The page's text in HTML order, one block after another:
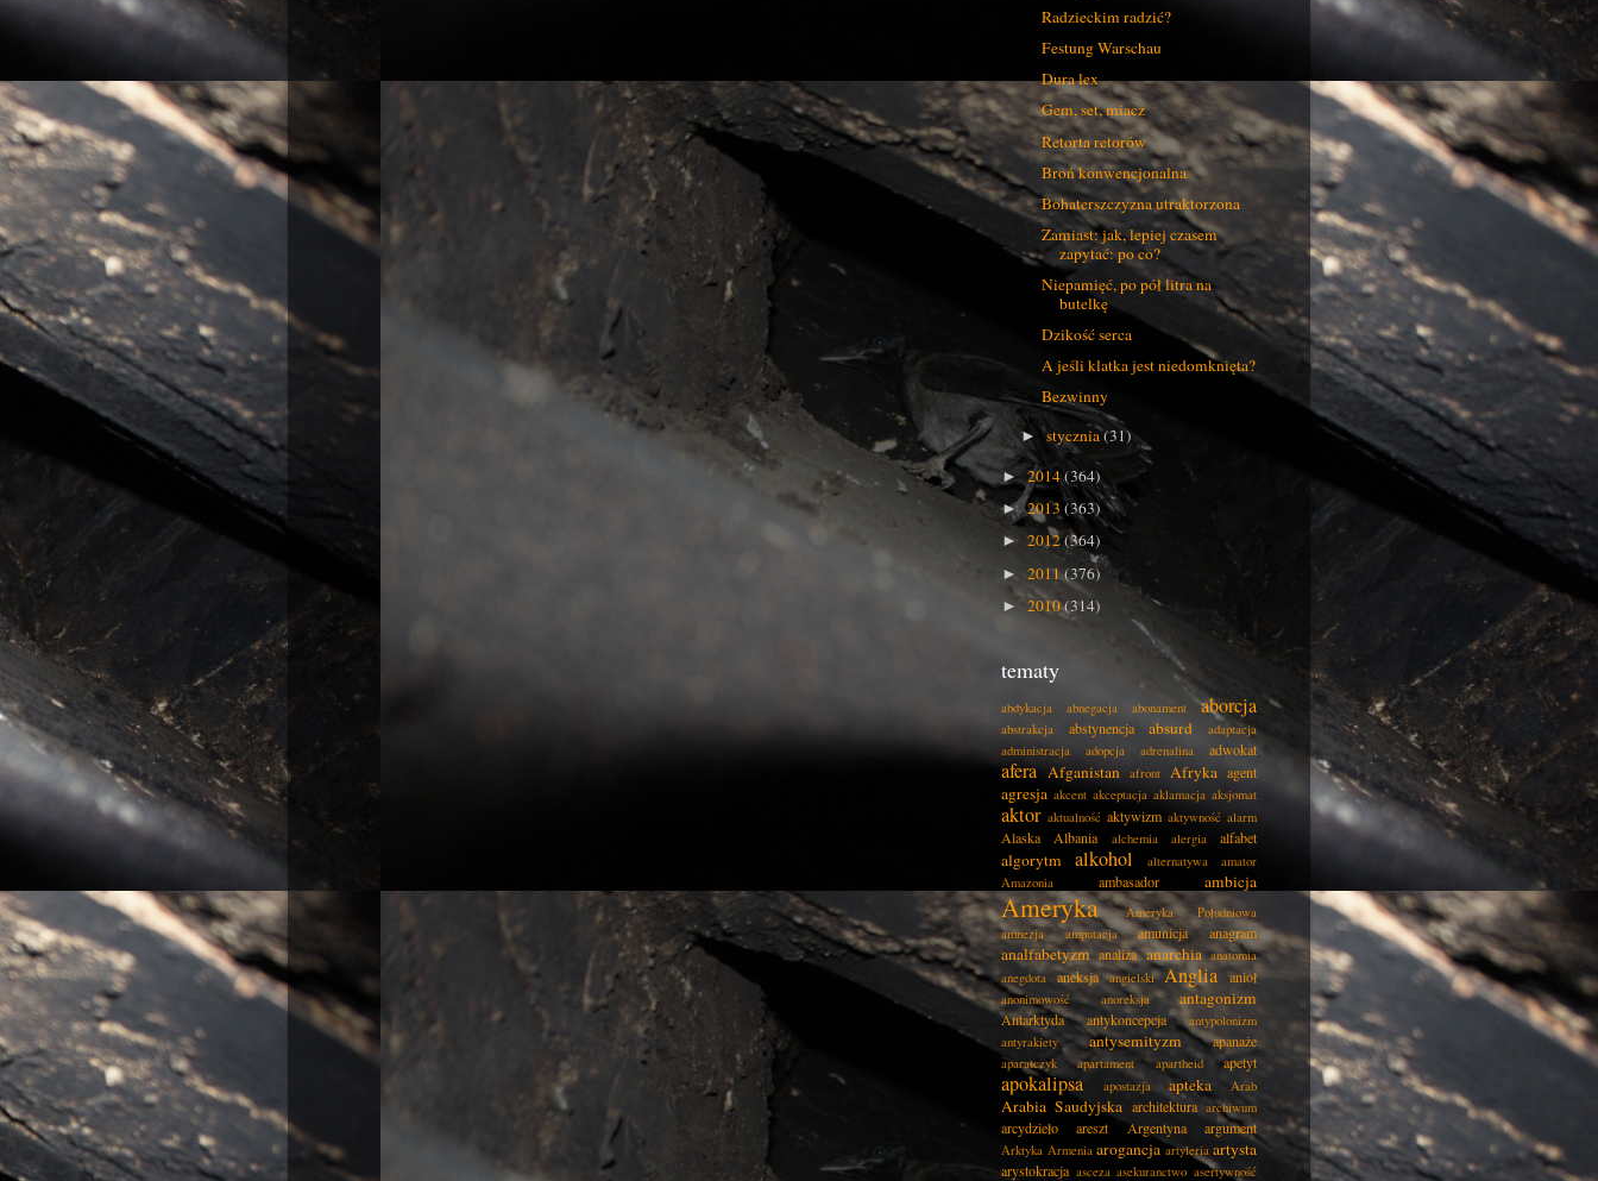
Radzieckim radzić?
Festung Warschau
Dura lex
Gem, set, miacz
Retorta retorów
Broń konwencjonalna
Bohaterszczyzna utraktorzona
Zamiast: jak, lepiej czasem
zapytać: po co?
Niepamięć, po pół litra na
butelkę
Dzikość serca
A jeśli klatka jest niedomknięta?
Bezwinny
►stycznia(31)
► 2014(364)
►2013 (363)
► 2012(364)
► 2011(376)
► 2010(314)
tematy
abdykacja abnegacja abonament aborcja
abstrakcja abstynencja absurd
adaptacja
administracja
adopcja adrenalina adwokat
afera Afganistan afront Afryka agent
agresja akcent akceptacja aklamacja aksjomat
aktor aktualność aktywizm aktywność alarm
Alaska Albania alchemia alergia alfabet
algorytm alkohol alternatywa
amator
Amazonia
ambasador ambicja
Ameryka
Ameryka Południowa
amnezja
amputacja amunicja anagram
analfabetyzm analiza anarchia anatomia
anegdota
aneksja angielski Anglia anioł
anonimowość anoreksja antagonizm
Antarktyda antykoncepcja
antypolonizm
antyrakiety
antysemityzm apanaże
aparatczyk apartament apartheid apetyt
apokalipsa apostazja apteka Arab
Arabia Saudyjska architektura archiwum
arcydzieło areszt Argentyna argument
Arktyka Armenia arogancja artyleria artysta
arystokracja asceza asekuranctwo asertywność